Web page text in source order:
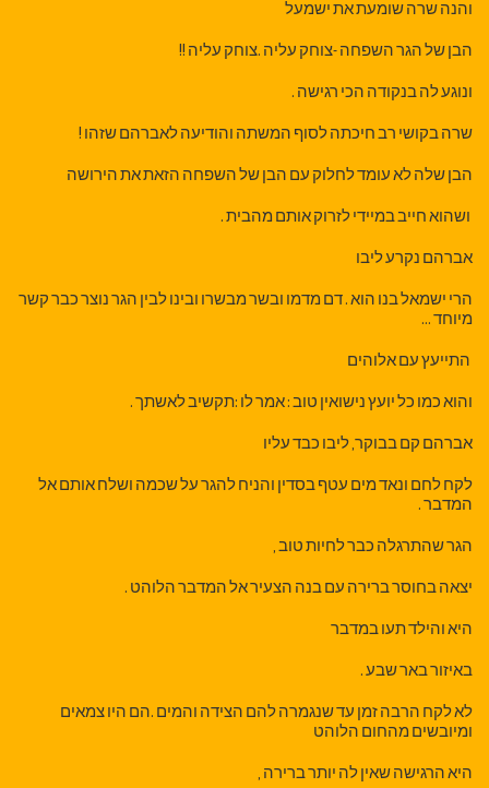
והנה שרה שומעת את ישמעל
הבן של הגר השפחה -צוחק עליה .צוחק עליה !!
ונוגע לה בנקודה הכי רגישה .
שרה בקושי רב חיכתה לסוף המשתה והודיעה לאברהם שזהו !
הבן שלה לא עומד לחלוק עם הבן של השפחה הזאת את הירושה
ושהוא חייב במיידי לזרוק אותם מהבית .
אברהם נקרע ליבו
הרי ישמאל בנו הוא . דם מדמו ובשר מבשרו ובינו לבין הגר נוצר כבר קשר
מיוחד …
התייעץ עם אלוהים
והוא כמו כל יועץ נישואין טוב : אמר לו :תקשיב לאשתך .
אברהם קם בבוקר, ליבו כבד עליו
לקח לחם ונאד מים עטף בסדין והניח להגר על שכמה ושלח אותם אל
המדבר .
הגר שהתרגלה כבר לחיות טוב ,
יצאה בחוסר ברירה עם בנה הצעיר אל המדבר הלוהט .
היא והילד תעו במדבר
באיזור באר שבע .
לא לקח הרבה זמן עד שנגמרה להם הצידה והמים .הם היו צמאים
ומיובשים מהחום הלוהט
היא הרגישה שאין לה יותר ברירה ,